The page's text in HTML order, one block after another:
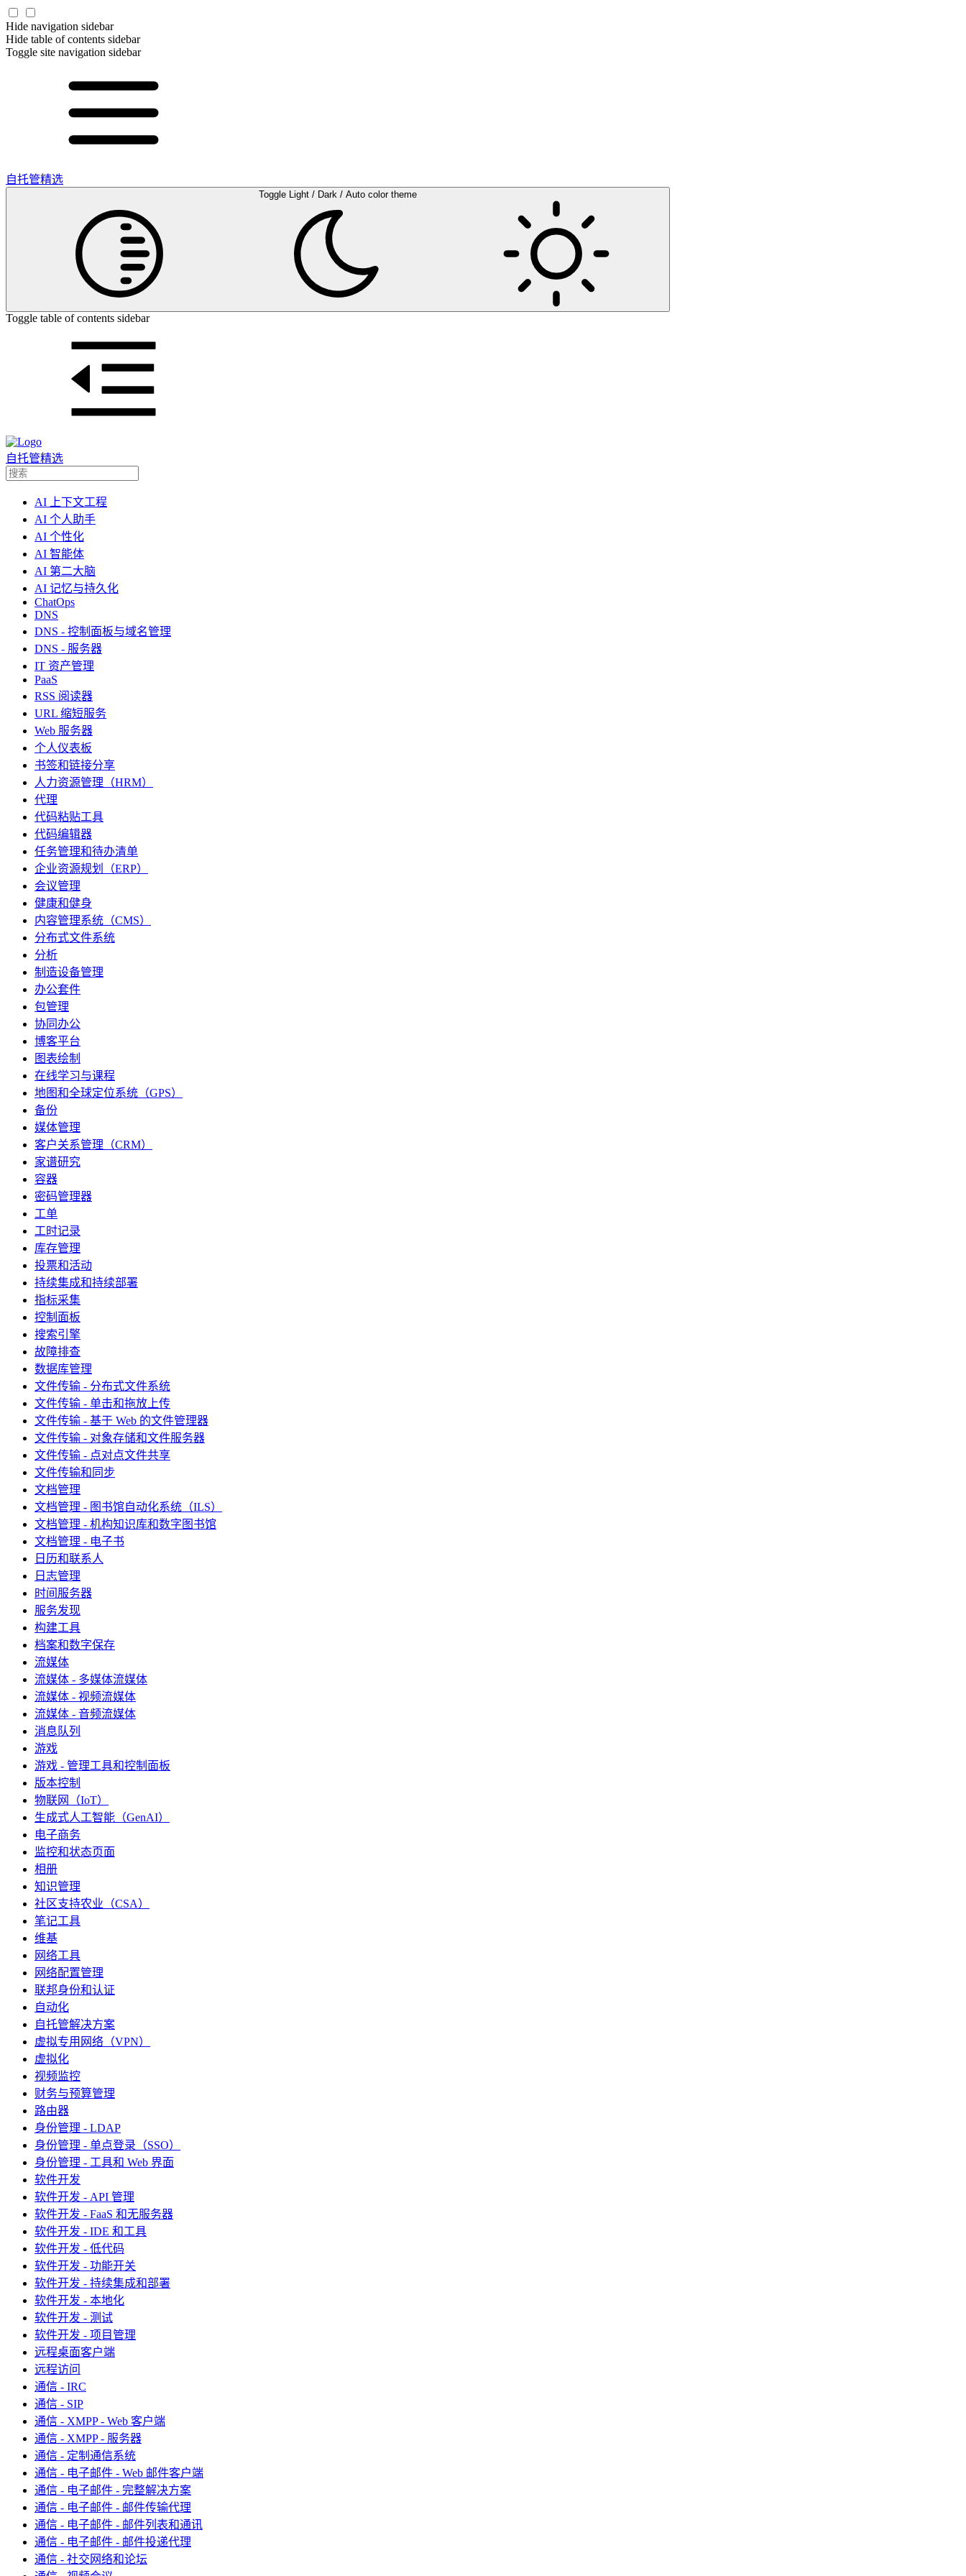
Hide navigation sidebar
Hide table of contents sidebar
Toggle site navigation sidebar
自托管精选
Toggle Light / Dark / Auto color theme
Toggle table of contents sidebar
自托管精选
AI 上下文工程
AI 个人助手
AI 个性化
AI 智能体
AI 第二大脑
AI 记忆与持久化
ChatOps
DNS
DNS - 控制面板与域名管理
DNS - 服务器
IT 资产管理
PaaS
RSS 阅读器
URL 缩短服务
Web 服务器
个人仪表板
书签和链接分享
人力资源管理（HRM）
代理
代码粘贴工具
代码编辑器
任务管理和待办清单
企业资源规划（ERP）
会议管理
健康和健身
内容管理系统（CMS）
分布式文件系统
分析
制造设备管理
办公套件
包管理
协同办公
博客平台
图表绘制
在线学习与课程
地图和全球定位系统（GPS）
备份
媒体管理
客户关系管理（CRM）
家谱研究
容器
密码管理器
工单
工时记录
库存管理
投票和活动
持续集成和持续部署
指标采集
控制面板
搜索引擎
故障排查
数据库管理
文件传输 - 分布式文件系统
文件传输 - 单击和拖放上传
文件传输 - 基于 Web 的文件管理器
文件传输 - 对象存储和文件服务器
文件传输 - 点对点文件共享
文件传输和同步
文档管理
文档管理 - 图书馆自动化系统（ILS）
文档管理 - 机构知识库和数字图书馆
文档管理 - 电子书
日历和联系人
日志管理
时间服务器
服务发现
构建工具
档案和数字保存
流媒体
流媒体 - 多媒体流媒体
流媒体 - 视频流媒体
流媒体 - 音频流媒体
消息队列
游戏
游戏 - 管理工具和控制面板
版本控制
物联网（IoT）
生成式人工智能（GenAI）
电子商务
监控和状态页面
相册
知识管理
社区支持农业（CSA）
笔记工具
维基
网络工具
网络配置管理
联邦身份和认证
自动化
自托管解决方案
虚拟专用网络（VPN）
虚拟化
视频监控
财务与预算管理
路由器
身份管理 - LDAP
身份管理 - 单点登录（SSO）
身份管理 - 工具和 Web 界面
软件开发
软件开发 - API 管理
软件开发 - FaaS 和无服务器
软件开发 - IDE 和工具
软件开发 - 低代码
软件开发 - 功能开关
软件开发 - 持续集成和部署
软件开发 - 本地化
软件开发 - 测试
软件开发 - 项目管理
远程桌面客户端
远程访问
通信 - IRC
通信 - SIP
通信 - XMPP - Web 客户端
通信 - XMPP - 服务器
通信 - 定制通信系统
通信 - 电子邮件 - Web 邮件客户端
通信 - 电子邮件 - 完整解决方案
通信 - 电子邮件 - 邮件传输代理
通信 - 电子邮件 - 邮件列表和通讯
通信 - 电子邮件 - 邮件投递代理
通信 - 社交网络和论坛